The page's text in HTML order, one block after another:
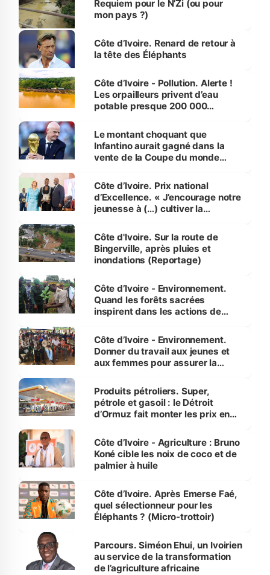
Requiem pour le N’Zi (ou pour
mon pays ?)
Côte d’Ivoire. Renard de retour à
la tête des Éléphants
Côte d’Ivoire - Pollution. Alerte !
Les orpailleurs privent d’eau
potable presque 200 000
Le montant choquant que
Infantino aurait gagné dans la
vente de la Coupe du monde
Côte d’Ivoire. Prix national
d’Excellence. « J’encourage notre
jeunesse à (…) cultiver la
(Alassane Ouattara
Côte d'Ivoire. Sur la route de
Bingerville, après pluies et
inondations (Reportage)
Côte d’Ivoire - Environnement.
Quand les forêts sacrées
inspirent dans les actions de
Côte d’Ivoire - Environnement.
Donner du travail aux jeunes et
aux femmes pour assurer la
menacées
Produits pétroliers. Super,
pétrole et gasoil : le Détroit
d’Ormuz fait monter les prix en
Côte d’Ivoire - Agriculture : Bruno
Koné cible les noix de coco et de
palmier à huile
Côte d’Ivoire. Après Emerse Faé,
quel sélectionneur pour les
Éléphants ? (Micro-trottoir)
Parcours. Siméon Ehui, un Ivoirien
au service de la transformation
de l’agriculture africaine